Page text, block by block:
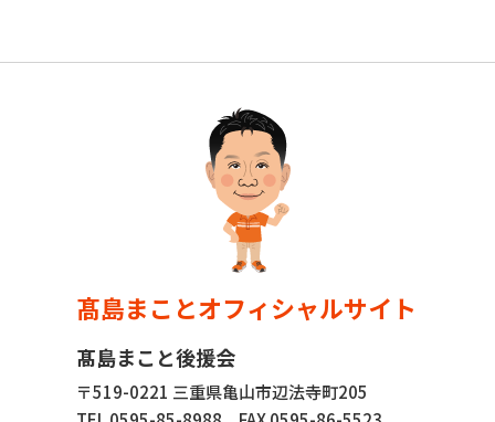
髙島まことオフィシャルサイト
髙島まこと後援会
〒519-0221 三重県亀山市辺法寺町205